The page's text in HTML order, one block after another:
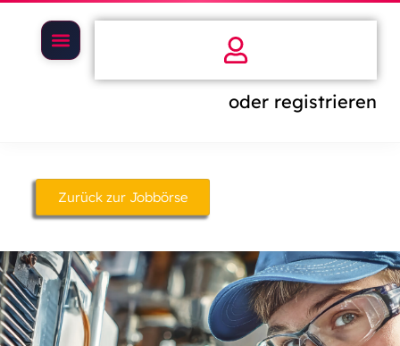
oder registrieren
Zurück zur Jobbörse